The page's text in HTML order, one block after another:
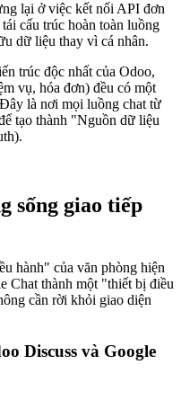
lại ở việc kết nối API đơn
cấu trúc hoàn toàn luồng
dữ liệu thay vì cá nhân.
trúc độc nhất của Odoo,
vụ, hóa đơn) đều có một
là nơi mọi luồng chat từ
tạo thành "Nguồn dữ liệu
sống giao tiếp
hành" của văn phòng hiện
Chat thành một "thiết bị điều
cần rời khỏi giao diện
Discuss và Google